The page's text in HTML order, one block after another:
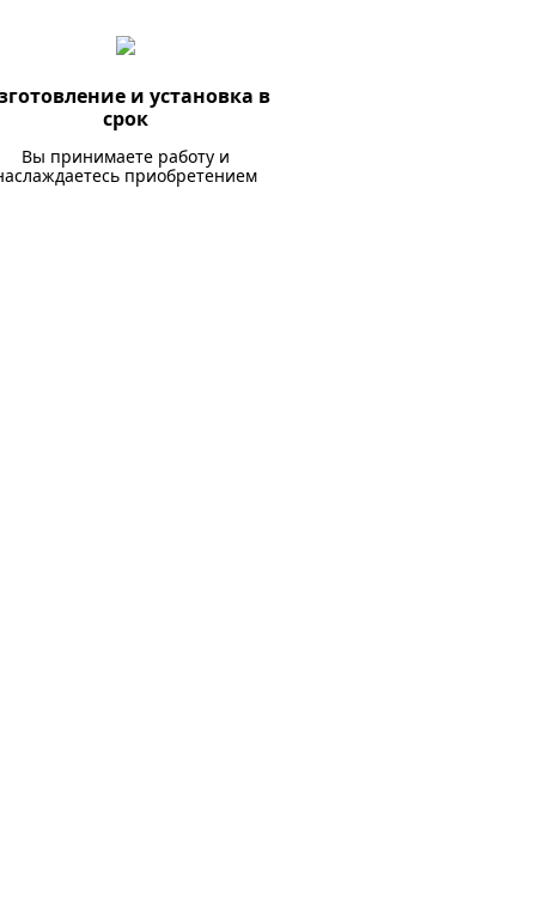
и установка в
срок
Вы принимаете работу и
приобретением